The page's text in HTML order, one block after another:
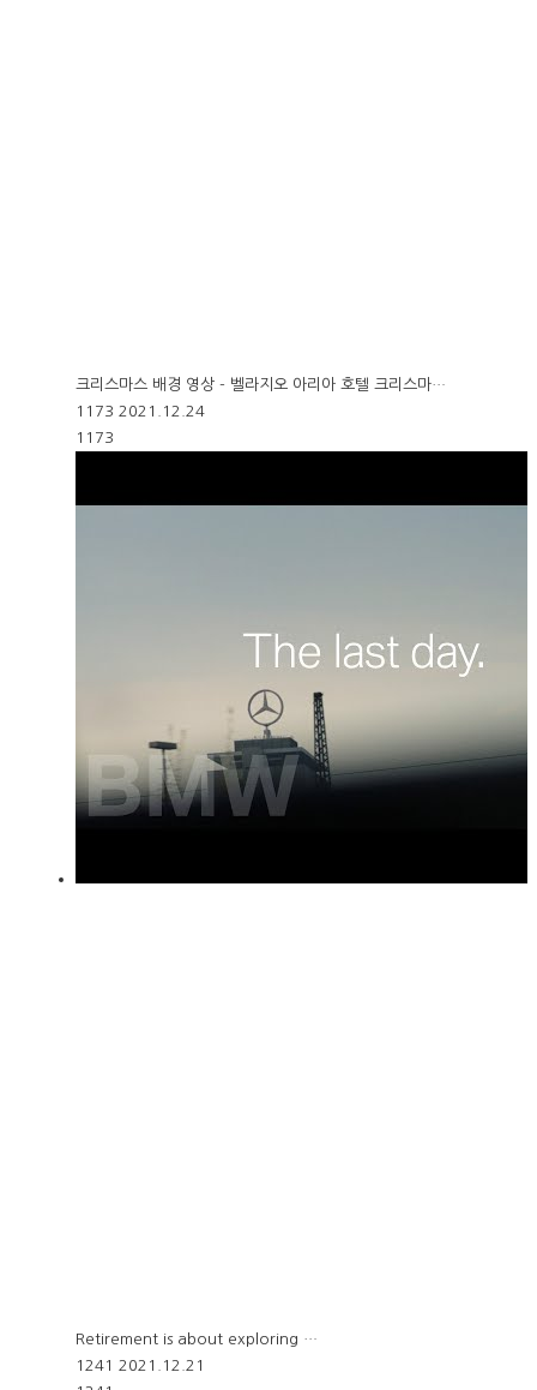
크리스마스 배경 영상 - 벨라지오 아리아 호텔 크리스마…
1173 2021.12.24
1173
Retirement is about exploring …
1241
2021.12.21